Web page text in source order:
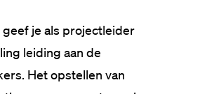
je als projectleider
leiding aan de
Het opstellen van